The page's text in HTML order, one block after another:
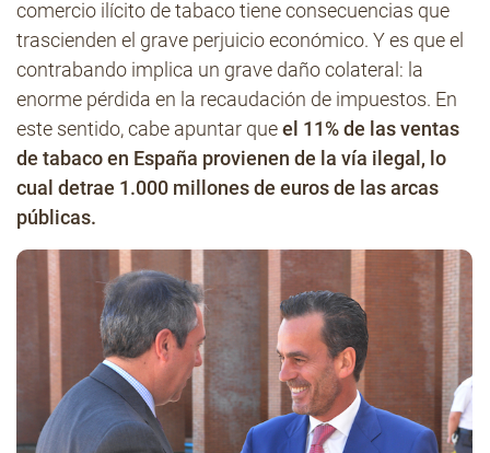
comercio ilícito de tabaco tiene consecuencias que
trascienden el grave perjuicio económico. Y es que el
contrabando implica un grave daño colateral: la
enorme pérdida en la recaudación de impuestos. En
este sentido, cabe apuntar queel 11% de las ventas
de tabaco en España provienen de la vía ilegal, lo
cual detrae 1.000 millones de euros de las arcas
públicas.